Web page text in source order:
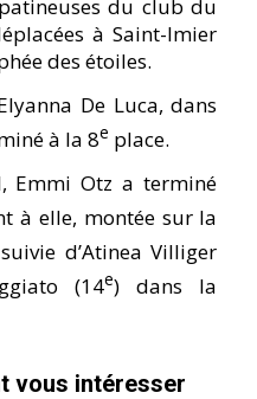
du club du
à Saint-Imier
des étoiles.
De Luca, dans
à la 8e place.
Emmi Otz a terminé
à elle, montée sur la
d’Atinea Villiger
(14e) dans la
vous intéresser